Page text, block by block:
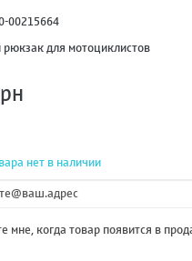
00215664
для мотоциклистов
нет в наличии
мне, когда товар появится в